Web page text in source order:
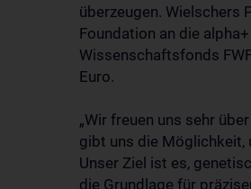
überzeugen. Wielschers
Foundation an die
Wissenschaftsfonds
Euro.
„Wir freuen uns sehr
gibt uns die Möglichkeit,
Unser Ziel ist es,
die Grundlage für